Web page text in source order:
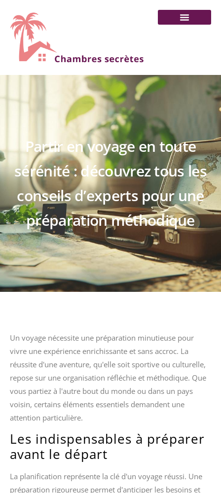
Partir en voyage en toute
sérénité : découvrez tous les
conseils d’experts pour une
préparation méthodique
Un voyage nécessite une préparation minutieuse pour
vivre une expérience enrichissante et sans accroc. La
réussite d'une aventure, qu'elle soit sportive ou culturelle,
repose sur une organisation réfléchie et méthodique. Que
vous partiez à l'autre bout du monde ou dans un pays
voisin, certains éléments essentiels demandent une
attention particulière.
Les indispensables à préparer
avant le départ
La planification représente la clé d'un voyage réussi. Une
préparation rigoureuse permet d'anticiper les besoins et